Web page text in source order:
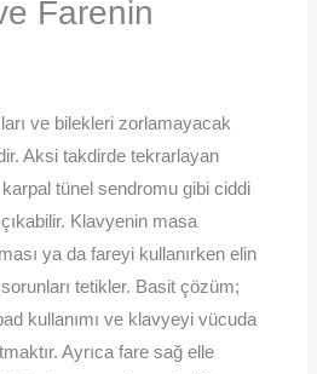
Farenin
ve bilekleri zorlamayacak
Aksi takdirde tekrarlayan
tünel sendromu gibi ciddi
Klavyenin masa
ya da fareyi kullanırken elin
tetikler. Basit çözüm;
kullanımı ve klavyeyi vücuda
Ayrıca fare sağ elle